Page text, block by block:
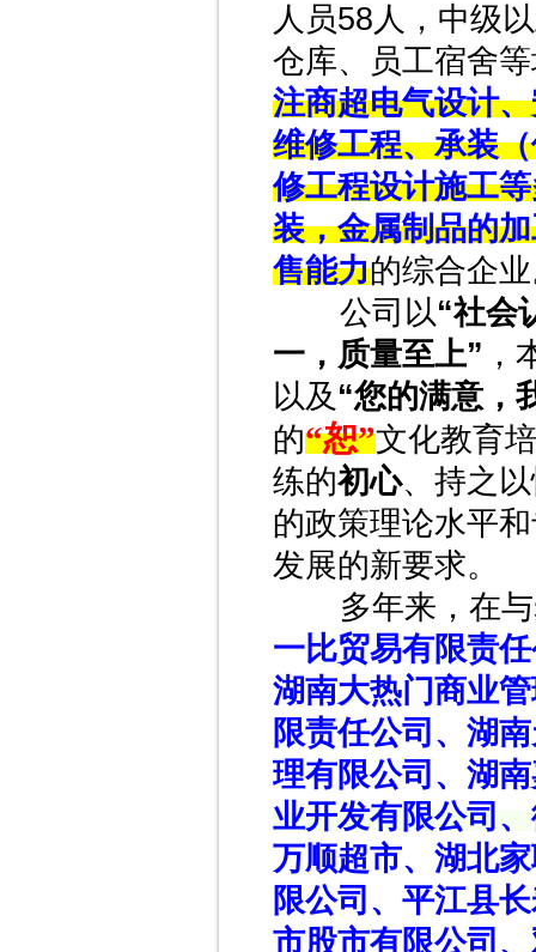
人员58人，中级
仓库、员工宿舍
注商超电气设计
维修工程、承装
修工程设计施工
装，金属制品的
售能力的综合企
公司以“社会
一，质量至上” ，
以及 “您的满意，
的“恕”文化教育
练的初心、持之
的政策理论水平
发展的新要求。
多年来，在与
一比贸易有限责
湖南大热门商业
限责任公司、湖
理有限公司、湖南
业开发有限公司、
万顺超市、 湖北
限公司、平江县
市股市有限公司